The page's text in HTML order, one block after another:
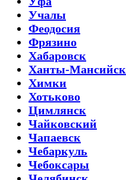
Учалы
Феодосия
Фрязино
Хабаровск
Ханты-Мансийск
Химки
Хотьково
Цимлянск
Чайковский
Чапаевск
Чебаркуль
Чебоксары